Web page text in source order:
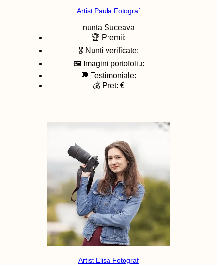
Artist Paula Fotograf
nunta Suceava
🏆 Premii:
🎖️ Nunti verificate:
🖼️ Imagini portofoliu:
💬 Testimoniale:
💰 Pret: €
Artist Elisa Fotograf